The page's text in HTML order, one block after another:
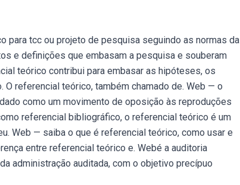
para tcc ou projeto de pesquisa seguindo as normas da
e definições que embasam a pesquisa e souberam
teórico contribui para embasar as hipóteses, os
referencial teórico, também chamado de. Web — o
como um movimento de oposição às reproduções
referencial bibliográfico, o referencial teórico é um
Web — saiba o que é referencial teórico, como usar e
entre referencial teórico e. Webé a auditoria
administração auditada, com o objetivo precípuo